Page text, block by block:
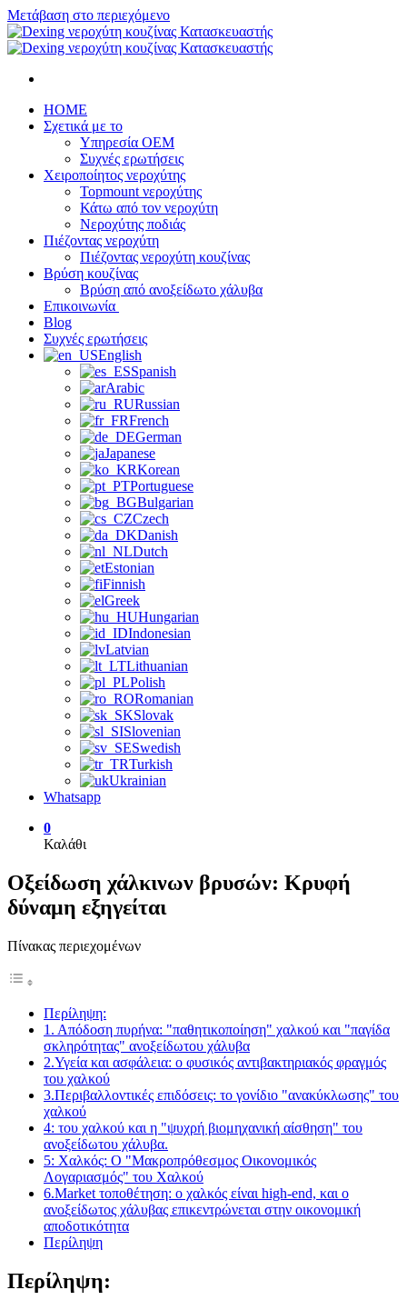
Μετάβαση στο περιεχόμενο
HOME
Σχετικά με το
Υπηρεσία OEM
Συχνές ερωτήσεις
Χειροποίητος νεροχύτης
Topmount νεροχύτης
Κάτω από τον νεροχύτη
Νεροχύτης ποδιάς
Πιέζοντας νεροχύτη
Πιέζοντας νεροχύτη κουζίνας
Βρύση κουζίνας
Βρύση από ανοξείδωτο χάλυβα
Επικοινωνία
Blog
Συχνές ερωτήσεις
English
Spanish
Arabic
Russian
French
German
Japanese
Korean
Portuguese
Bulgarian
Czech
Danish
Dutch
Estonian
Finnish
Greek
Hungarian
Indonesian
Latvian
Lithuanian
Polish
Romanian
Slovak
Slovenian
Swedish
Turkish
Ukrainian
Whatsapp
0
Καλάθι
Οξείδωση χάλκινων βρυσών: Κρυφή
δύναμη εξηγείται
Πίνακας περιεχομένων
Περίληψη:
1. Απόδοση πυρήνα: "παθητικοποίηση" χαλκού και "παγίδα
σκληρότητας" ανοξείδωτου χάλυβα
2.Υγεία και ασφάλεια: ο φυσικός αντιβακτηριακός φραγμός
του χαλκού
3.Περιβαλλοντικές επιδόσεις: το γονίδιο "ανακύκλωσης" του
χαλκού
4: του χαλκού και η "ψυχρή βιομηχανική αίσθηση" του
ανοξείδωτου χάλυβα.
5: Χαλκός: Ο "Μακροπρόθεσμος Οικονομικός
Λογαριασμός" του Χαλκού
6.Market τοποθέτηση: ο χαλκός είναι high-end, και ο
ανοξείδωτος χάλυβας επικεντρώνεται στην οικονομική
αποδοτικότητα
Περίληψη
Περίληψη: